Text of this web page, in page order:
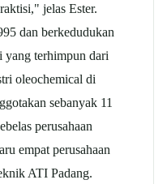
jelas Ester.
dan berkedudukan
yang terhimpun dari
oleochemical di
sebanyak 11
perusahaan
empat perusahaan
ATI Padang.